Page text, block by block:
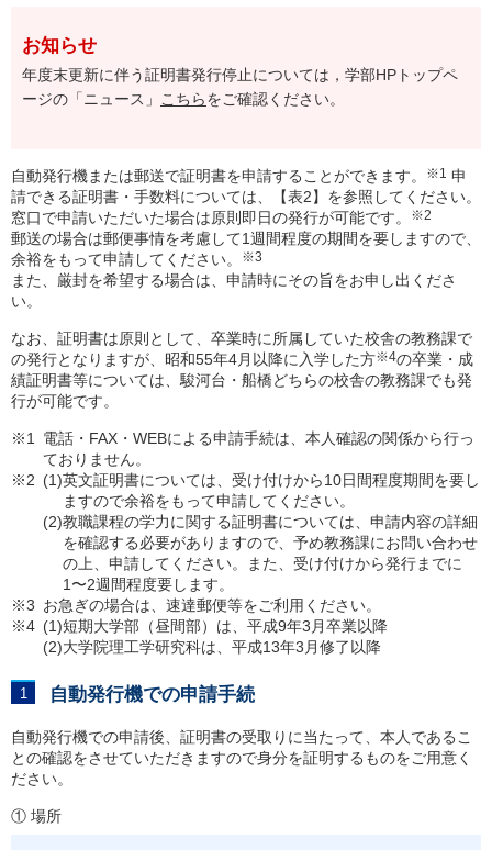
お知らせ
年度末更新に伴う証明書発行停止については，学部HPトップペ
ージの「ニュース」
こちらをご確認ください。
自動発行機または郵送で証明書を申請することができます。 ※1 申
請できる証明書・手数料については、【表2】を参照してください。
窓口で申請いただいた場合は原則即日の発行が可能です。
※2
郵送の場合は郵便事情を考慮して1週間程度の期間を要しますので、
余裕をもって申請してください。
※3
また、厳封を希望する場合は、申請時にその旨をお申し出くださ
い。
なお、証明書は原則として、卒業時に所属していた校舎の教務課で
の発行となりますが、昭和55年4月以降に入学した方※4の卒業・成
績証明書等については、駿河台・船橋どちらの校舎の教務課でも発
行が可能です。
※1
電話・FAX・WEBによる申請手続は、本人確認の関係から行っ
ておりません。
※2 (1)英文証明書については、受け付けから10日間程度期間を要し
ますので余裕をもって申請してください。
(2)教職課程の学力に関する証明書については、申請内容の詳細
を確認する必要がありますので、予め教務課にお問い合わせ
の上、申請してください。また、受け付けから発行までに
1〜2週間程度要します。
※3 お急ぎの場合は、速達郵便等をご利用ください。
※4 (1)短期大学部（昼間部）は、平成9年3月卒業以降
(2)大学院理工学研究科は、平成13年3月修了以降
自動発行機での申請手続
自動発行機での申請後、証明書の受取りに当たって、本人であるこ
との確認をさせていただきますので身分を証明するものをご用意く
ださい。
① 場所